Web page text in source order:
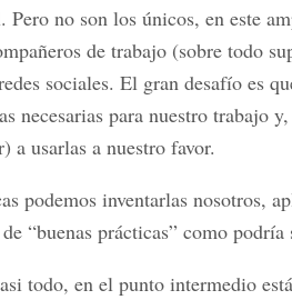
Pero no son los únicos, en este
de trabajo (sobre todo
sociales. El gran desafío es
necesarias para nuestro trabajo
a usarlas a nuestro favor.
podemos inventarlas nosotros,
“buenas prácticas” como podría
todo, en el punto intermedio